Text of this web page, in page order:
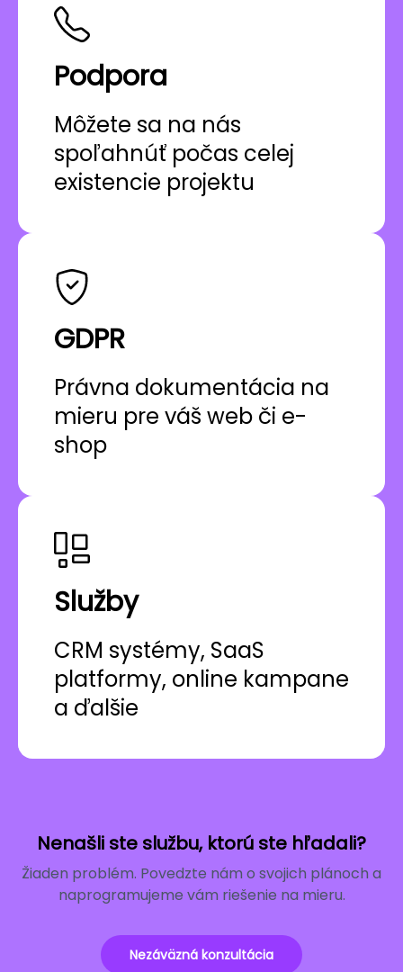
Podpora
Môžete sa na nás
spoľahnúť počas celej
existencie projektu
GDPR
Právna dokumentácia na
mieru pre váš web či e-
shop
Služby
CRM systémy, SaaS
platformy, online kampane
a ďalšie
Nenašli ste službu, ktorú ste hľadali?
Žiaden problém. Povedzte nám o svojich plánoch a
naprogramujeme vám riešenie na mieru.
Nezáväzná konzultácia